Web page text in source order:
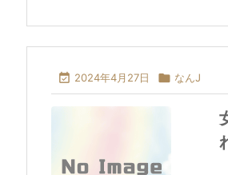
 2024年4月27日  なんJ